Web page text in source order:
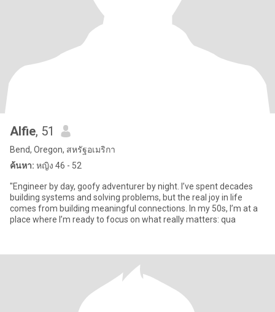
Alfie, 51
Bend, Oregon, สหรัฐอเมริกา
ค้นหา: หญิง 46 - 52
"Engineer by day, goofy adventurer by night. I’ve spent decades
building systems and solving problems, but the real joy in life
comes from building meaningful connections. In my 50s, I’m at a
place where I’m ready to focus on what really matters: qua